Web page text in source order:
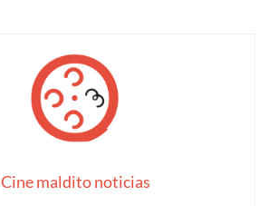
Cine maldito noticias